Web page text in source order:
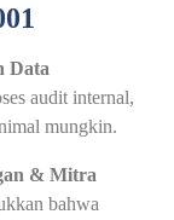
Data
audit internal,
mungkin.
& Mitra
bahwa